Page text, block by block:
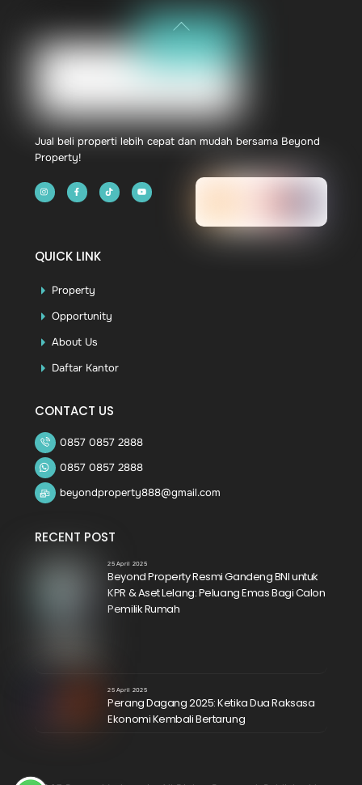
Back
Top
Jual beli properti lebih cepat dan mudah bersama Beyond
Property!
QUICK LINK
Property
Opportunity
About Us
Daftar Kantor
CONTACT US
0857 0857 2888
0857 0857 2888
beyondproperty888@gmail.com
RECENT POST
25 April 2025
Beyond Property Resmi Gandeng BNI untuk
KPR & Aset Lelang: Peluang Emas Bagi Calon
Pemilik Rumah
25 April 2025
Perang Dagang 2025: Ketika Dua Raksasa
Ekonomi Kembali Bertarung